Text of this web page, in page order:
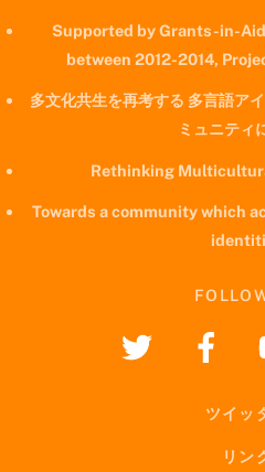
Supported by Grants-in-
between 2012-2014,
多文化共生を再考する 多言語ア
ミュニティ
Rethinking
Towards a community which
ツイッ
リン